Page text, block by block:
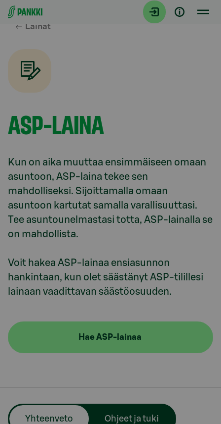
Siirry suoraan sisältöön
Lainat
ASP-LAINA
Kun on aika muuttaa ensimmäiseen omaan
asuntoon, ASP-laina tekee sen
mahdolliseksi. Sijoittamalla omaan
asuntoon kartutat samalla varallisuuttasi.
Tee asuntounelmastasi totta, ASP-lainalla se
on mahdollista.
Voit hakea ASP-lainaa ensiasunnon
hankintaan, kun olet säästänyt ASP-tilillesi
lainaan vaadittavan säästöosuuden.
Hae ASP-lainaa
Yhteenveto Ohjeet ja tuki